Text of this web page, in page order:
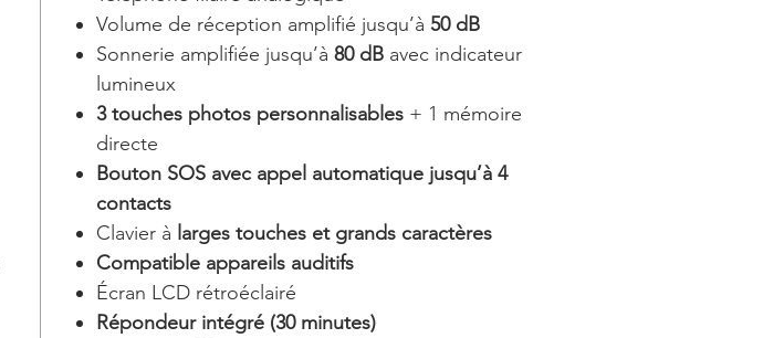
Volume de réception amplifié jusqu’à 50 dB
Sonnerie amplifiée jusqu’à 80 dB avec indicateur
lumineux
3 touches photos personnalisables + 1 mémoire
directe
Bouton SOS avec appel automatique jusqu’à 4
contacts
Clavier à larges touches et grands caractères
Compatible appareils auditifs
Écran LCD rétroéclairé
Répondeur intégré (30 minutes)